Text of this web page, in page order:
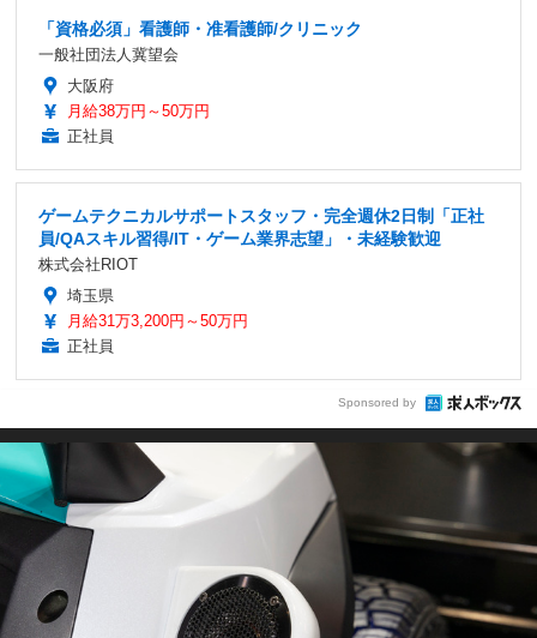
「資格必須」看護師・准看護師/クリニック
一般社団法人冀望会
大阪府
月給38万円～50万円
正社員
ゲームテクニカルサポートスタッフ・完全週休2日制「正社
員/QAスキル習得/IT・ゲーム業界志望」・未経験歓迎
株式会社RIOT
埼玉県
月給31万3,200円～50万円
正社員
Sponsored by